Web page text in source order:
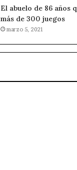
El abuelo de 86 años
más de 300 juegos
marzo 5, 2021